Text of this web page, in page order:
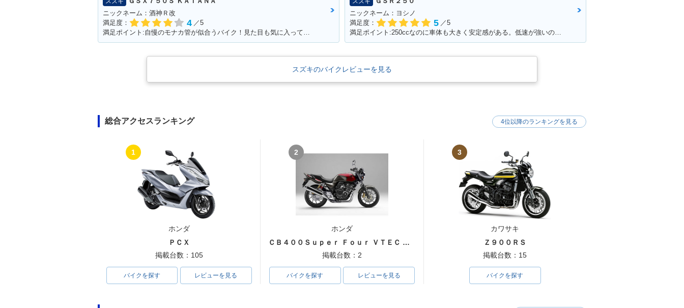
ニックネーム：酒神Ｒ改
満足度：
4 ／5
満足ポイント:自慢のモナカ管が似合うバイク！見た目も気に入っています！
ニックネーム：ヨシノ
満足度：
5 ／5
満足ポイント:250ccなのに車体も大きく安定感がある。低速が強いのエンスト知らず。
スズキのバイクレビューを見る
総合アクセスランキング
1
ホンダ
ＰＣＸ
掲載台数：105
バイクを探す レビューを見る
2
ホンダ
ＣＢ４００Ｓｕｐｅｒ Ｆｏｕｒ ＶＴＥＣ ＳＰＥＣ３
掲載台数：2
バイクを探す レビューを見る
3
カワサキ
Ｚ９００ＲＳ
掲載台数：15
バイクを探す
4位以降のランキングを見る